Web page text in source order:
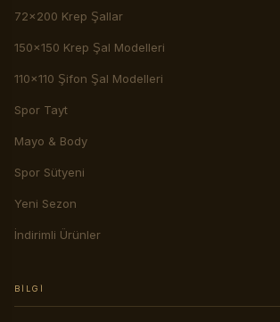
72x200 Krep Şallar
150x150 Krep Şal Modelleri
110x110 Şifon Şal Modelleri
Spor Tayt
Mayo & Body
Spor Sütyeni
Yeni Sezon
İndirimli Ürünler
BILGI